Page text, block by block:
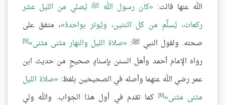
الله عنها قالت: كان رسول الله ﷺ يُصلي من الليل عشر
ركعات، يُسلِّم من كل اثنتين، ويُوتر بواحدة ، متفق على
صحته. ولقول النبي ﷺ: صلاة الليل والنهار مثنى مثنى [5]
رواه الإمام أحمد وأهل السنن بإسنادٍ صحيحٍ من حديث ابن
عمر رضي الله عنهما وأصله في الصحيحين بلفظ: صلاة الليل
مثنى مثنى [6]
كما تقدم في أول هذا الجواب. والله ولي